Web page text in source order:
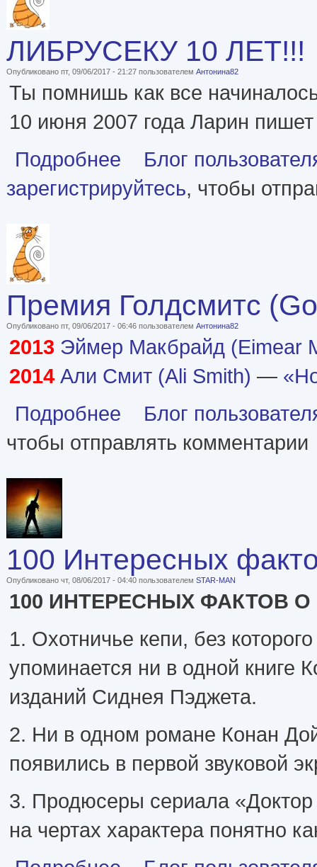
ЛИБРУСЕКУ 10 ЛЕТ!!!
Опубликовано пт, 09/06/2017 - 21:27 пользователем Антонина82
Ты помнишь как все
10 июня 2007 года Ларин
Подробнее о ЛИБРУСЕКУ 10 ЛЕТ!!!
Блог
зарегистрируйтесь, чтобы
Премия Голдсмитс
Опубликовано пт, 09/06/2017 - 06:46 пользователем Антонина82
2013 Эймер Макбрайд (Eimear
2014 Али Смит (Ali Smith) —
Подробнее о Премия Голдсмитс (Goldsmiths Prize)
Блог
чтобы отправлять комментарии
100 Интересных
Опубликовано чт, 08/06/2017 - 04:40 пользователем STAR-MAN
100 ИНТЕРЕСНЫХ ФАКТОВ
1. Охотничье кепи, без
упоминается ни в одной книге
изданий Сиднея Пэджета.
2. Ни в одном романе Конан
появились в первой звуковой
3. Продюсеры сериала «Доктор
на чертах характера понятно
о 100 Интересных фактов о Шерлоке Холмсе